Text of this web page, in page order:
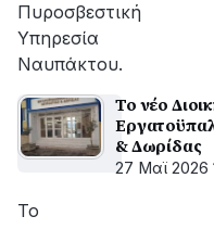
Πυροσβεστική
Υπηρεσία
Ναυπάκτου.
Το νέο
& Δωρίδας
27 Μαϊ 2026
Το